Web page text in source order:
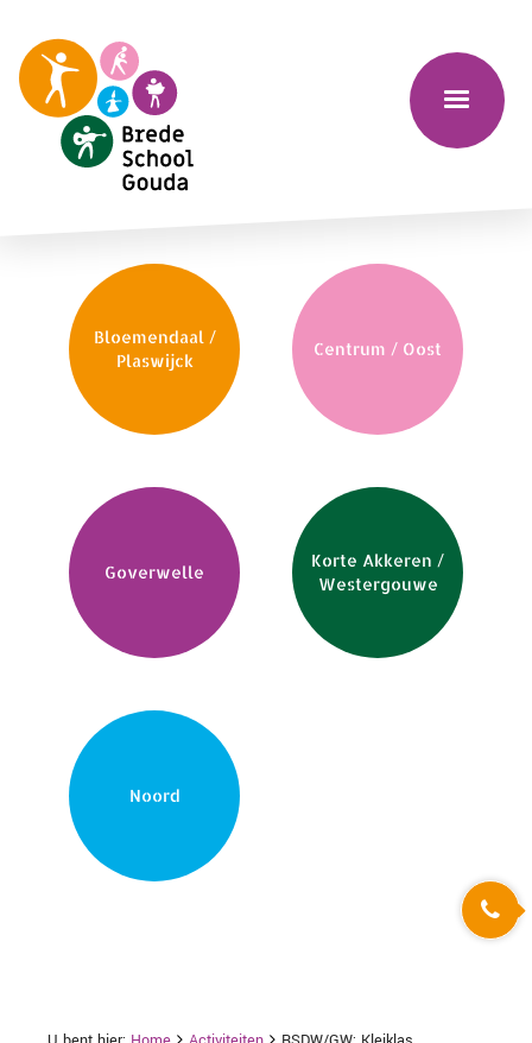
Bloemendaal /
Plaswijck
Centrum / Oost
Goverwelle
Korte Akkeren /
Westergouwe
Noord